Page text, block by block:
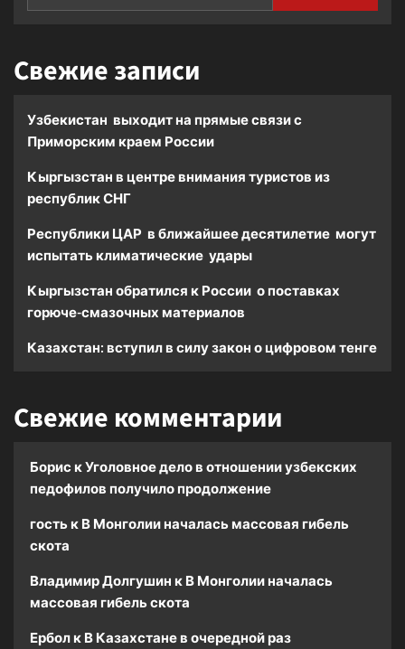
Свежие записи
Узбекистан выходит на прямые связи с
Приморским краем России
Кыргызстан в центре внимания туристов из
республик СНГ
Республики ЦАР в ближайшее десятилетие могут
испытать климатические удары
Кыргызстан обратился к России о поставках
горюче-смазочных материалов
Казахстан: вступил в силу закон о цифровом тенге
Свежие комментарии
Борис кУголовное дело в отношении узбекских
педофилов получило продолжение
гость к В Монголии началась массовая гибель
скота
Владимир Долгушин к В Монголии началась
массовая гибель скота
Ербол к В Казахстане в очередной раз